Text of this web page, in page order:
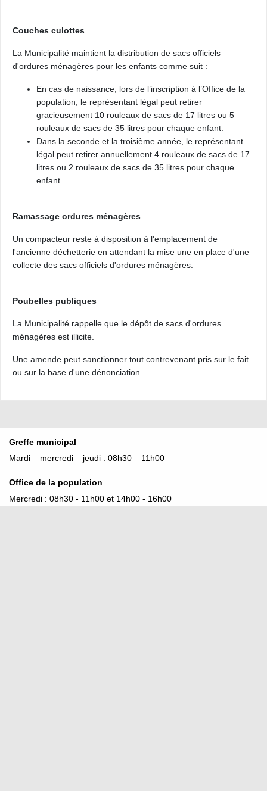
Couches culottes
La Municipalité maintient la distribution de sacs officiels
d'ordures ménagères pour les enfants comme suit :
En cas de naissance, lors de l’inscription à l’Office de la
population, le représentant légal peut retirer
gracieusement 10 rouleaux de sacs de 17 litres ou 5
rouleaux de sacs de 35 litres pour chaque enfant.
Dans la seconde et la troisième année, le représentant
légal peut retirer annuellement 4 rouleaux de sacs de 17
litres ou 2 rouleaux de sacs de 35 litres pour chaque
enfant.
Ramassage ordures ménagères
Un compacteur reste à disposition à l'emplacement de
l'ancienne déchetterie en attendant la mise une en place d'une
collecte des sacs officiels d'ordures ménagères.
Poubelles publiques
La Municipalité rappelle que le dépôt de sacs d'ordures
ménagères est illicite.
Une amende peut sanctionner tout contrevenant pris sur le fait
ou sur la base d'une dénonciation.
Greffe municipal
Mardi – mercredi – jeudi : 08h30 – 11h00
Office de la population
Mercredi : 08h30 - 11h00 et 14h00 - 16h00